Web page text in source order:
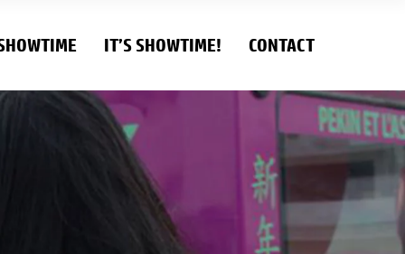
IT’S SHOWTIME! CONTACT